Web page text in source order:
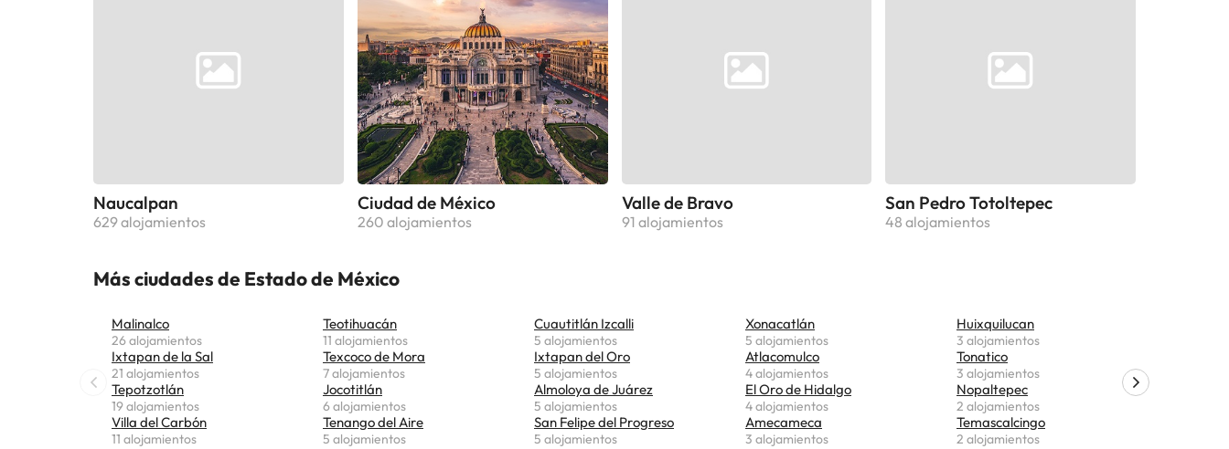
Naucalpan
629 alojamientos
Ciudad de México
260 alojamientos
Valle de Bravo
91 alojamientos
San Pedro Totoltepec
48 alojamientos
Más ciudades de Estado de México
Malinalco
26 alojamientos
Ixtapan de la Sal
21 alojamientos
Tepotzotlán
19 alojamientos
Villa del Carbón
11 alojamientos
Teotihuacán
11 alojamientos
Texcoco de Mora
7 alojamientos
Jocotitlán
6 alojamientos
Tenango del Aire
5 alojamientos
Cuautitlán Izcalli
5 alojamientos
Ixtapan del Oro
5 alojamientos
Almoloya de Juárez
5 alojamientos
San Felipe del Progreso
5 alojamientos
Xonacatlán
5 alojamientos
Atlacomulco
4 alojamientos
El Oro de Hidalgo
4 alojamientos
Amecameca
3 alojamientos
Huixquilucan
3 alojamientos
Tonatico
3 alojamientos
Nopaltepec
2 alojamientos
Temascalcingo
2 alojamientos